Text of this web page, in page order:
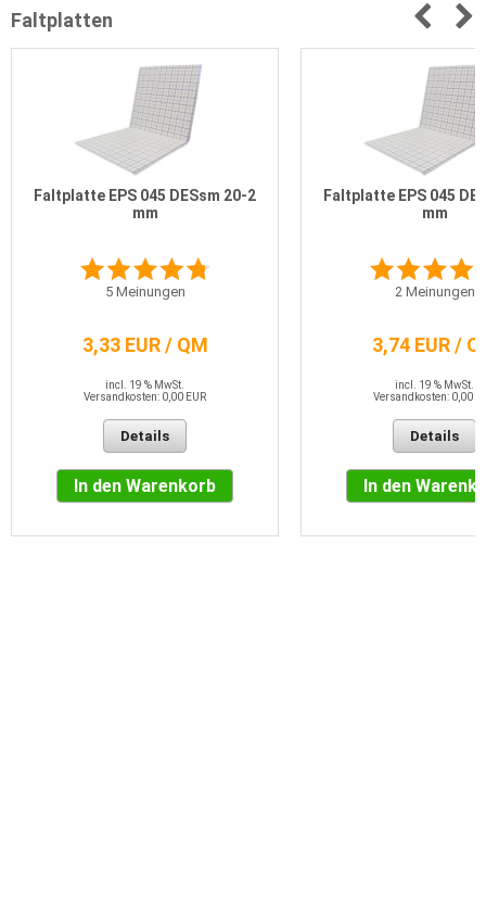
Faltplatten
Faltplatte EPS 045 DESsm 20-2
mm
5Meinungen
3,33 EUR / QM
incl. 19 % MwSt.
Versandkosten: 0,00 EUR
Details
In den Warenkorb
Faltplatte EPS 045
mm
2Meinungen
3,74 EUR /
incl. 19 % MwSt.
Versandkosten: 0,00
Details
In den